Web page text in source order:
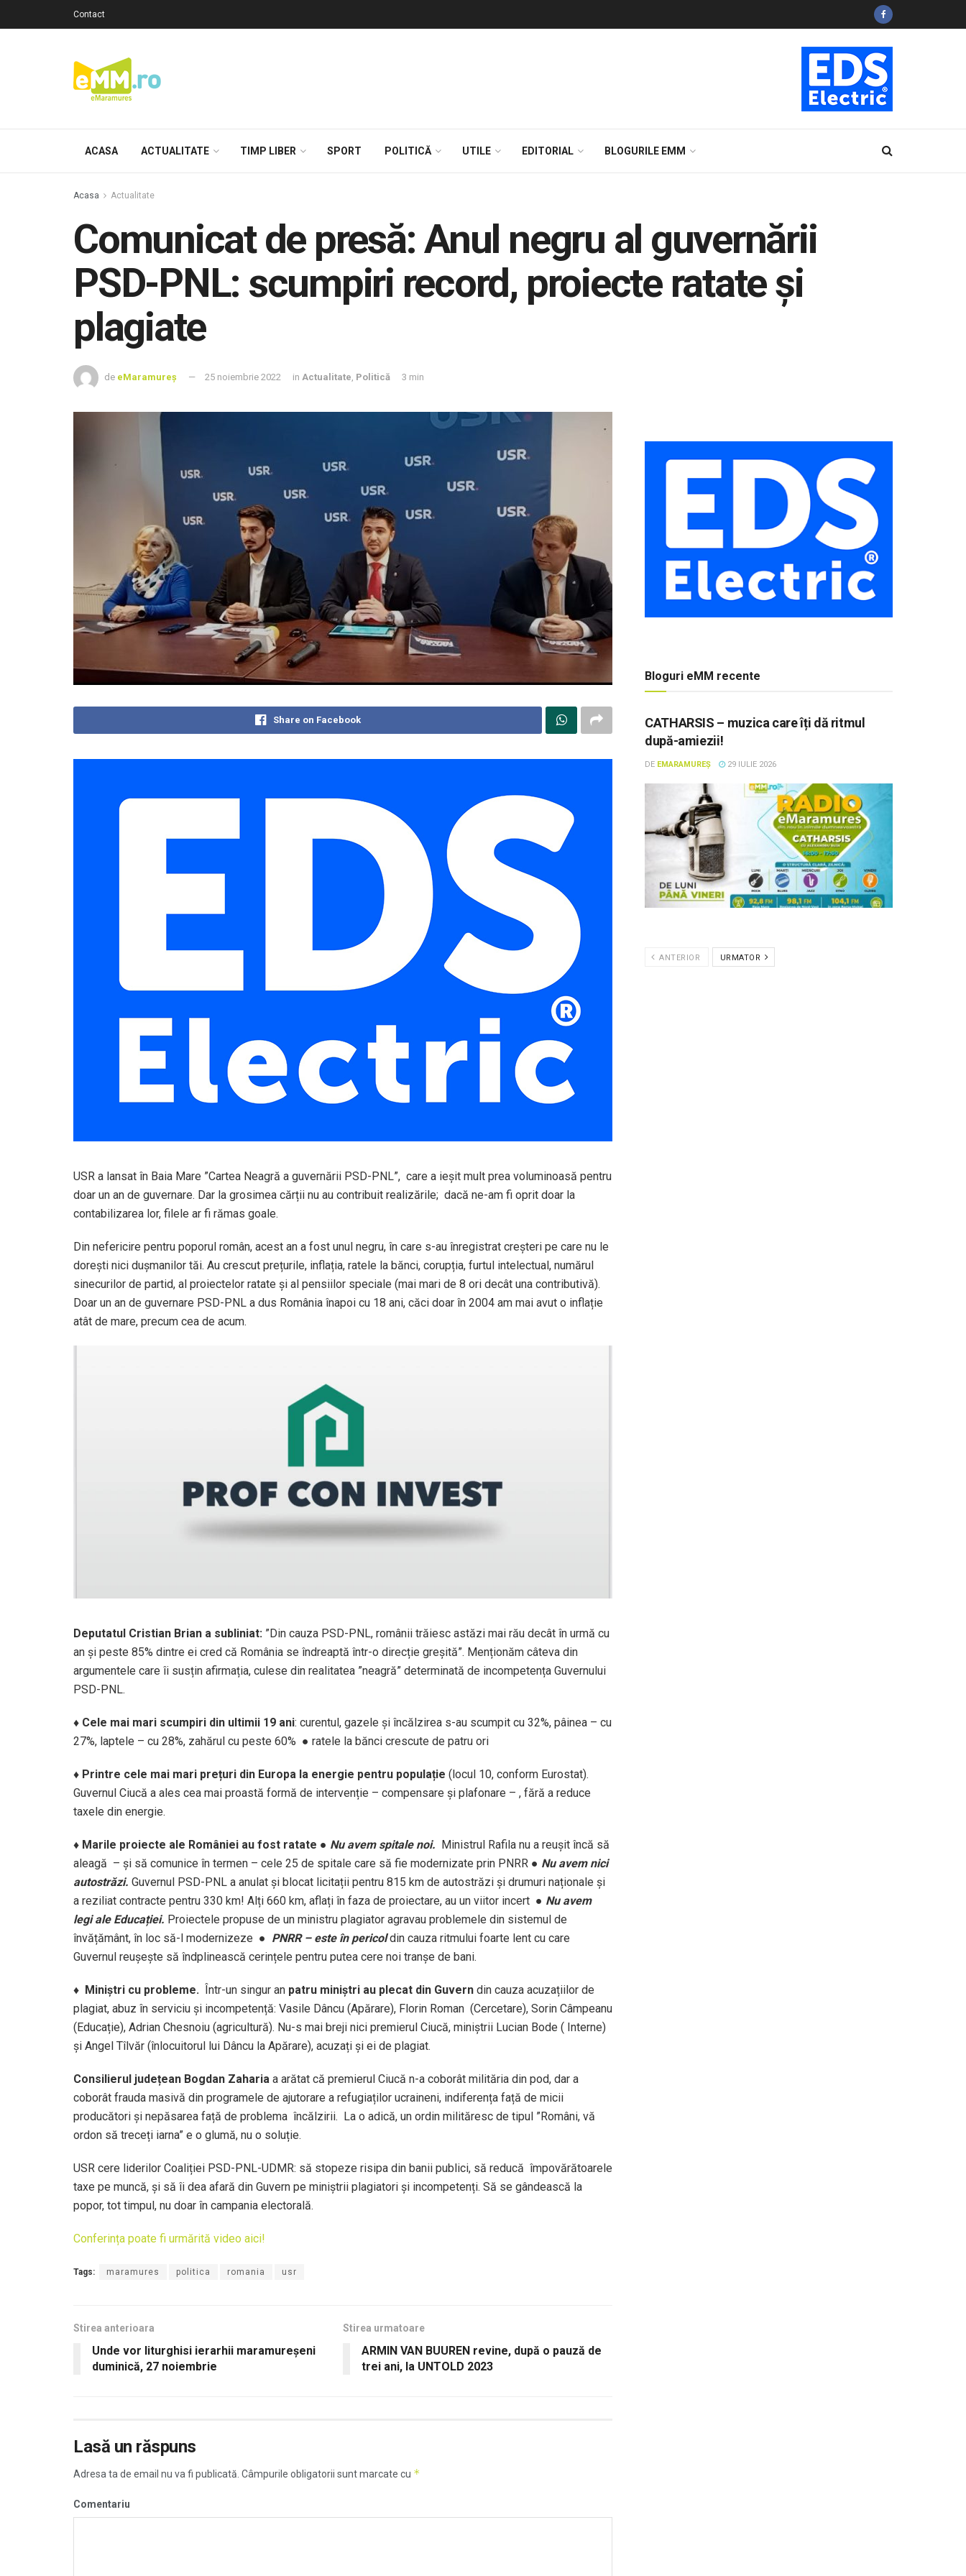
Contact
ACASA ACTUALITATE TIMP LIBER SPORT POLITICĂ UTILE EDITORIAL BLOGURILE EMM
Acasa Actualitate
Comunicat de presă: Anul negru al guvernării
PSD-PNL: scumpiri record, proiecte ratate și
plagiate
de eMaramureș 25 noiembrie 2022 in Actualitate, Politică 3 min
Share on Facebook
USR a lansat în Baia Mare ”Cartea Neagră a guvernării PSD-PNL”, care a ieșit mult prea voluminoasă pentru
doar un an de guvernare. Dar la grosimea cărții nu au contribuit realizările; dacă ne-am fi oprit doar la
contabilizarea lor, filele ar fi rămas goale.
Din nefericire pentru poporul român, acest an a fost unul negru, în care s-au înregistrat creșteri pe care nu le
dorești nici dușmanilor tăi. Au crescut prețurile, inflația, ratele la bănci, corupția, furtul intelectual, numărul
sinecurilor de partid, al proiectelor ratate și al pensiilor speciale (mai mari de 8 ori decât una contributivă).
Doar un an de guvernare PSD-PNL a dus România înapoi cu 18 ani, căci doar în 2004 am mai avut o inflație
atât de mare, precum cea de acum.
Deputatul Cristian Brian a subliniat: ”Din cauza PSD-PNL, românii trăiesc astăzi mai rău decât în urmă cu
an și peste 85% dintre ei cred că România se îndreaptă într-o direcție greșită”. Menționăm câteva din
argumentele care îi susțin afirmația, culese din realitatea ”neagră” determinată de incompetența Guvernului
PSD-PNL.
♦ Cele mai mari scumpiri din ultimii 19 ani: curentul, gazele și încălzirea s-au scumpit cu 32%, pâinea – cu
27%, laptele – cu 28%, zahărul cu peste 60% ● ratele la bănci crescute de patru ori
♦ Printre cele mai mari prețuri din Europa la energie pentru populație (locul 10, conform Eurostat).
Guvernul Ciucă a ales cea mai proastă formă de intervenție – compensare și plafonare – , fără a reduce
taxele din energie.
♦ Marile proiecte ale României au fost ratate ● Nu avem spitale noi. Ministrul Rafila nu a reușit încă să
aleagă – și să comunice în termen – cele 25 de spitale care să fie modernizate prin PNRR ● Nu avem nici
autostrăzi. Guvernul PSD-PNL a anulat și blocat licitații pentru 815 km de autostrăzi și drumuri naționale și
a reziliat contracte pentru 330 km! Alți 660 km, aflați în faza de proiectare, au un viitor incert ● Nu avem
legi ale Educației. Proiectele propuse de un ministru plagiator agravau problemele din sistemul de
învățământ, în loc să-l modernizeze ● PNRR – este în pericoldin cauza ritmului foarte lent cu care
Guvernul reușește să îndplinească cerințele pentru putea cere noi tranșe de bani.
♦ Miniștri cu probleme. Într-un singur an patru miniștri au plecat din Guvern din cauza acuzațiilor de
plagiat, abuz în serviciu și incompetență: Vasile Dâncu (Apărare), Florin Roman (Cercetare), Sorin Câmpeanu
(Educație), Adrian Chesnoiu (agricultură). Nu-s mai breji nici premierul Ciucă, miniștrii Lucian Bode ( Interne)
și Angel Tîlvăr (înlocuitorul lui Dâncu la Apărare), acuzați și ei de plagiat.
Consilierul județean Bogdan Zaharia a arătat că premierul Ciucă n-a coborât milităria din pod, dar a
coborât frauda masivă din programele de ajutorare a refugiaților ucraineni, indiferența față de micii
producători și nepăsarea față de problema încălzirii. La o adică, un ordin milităresc de tipul ”Români, vă
ordon să treceți iarna” e o glumă, nu o soluție.
USR cere liderilor Coaliției PSD-PNL-UDMR: să stopeze risipa din banii publici, să reducă împovărătoarele
taxe pe muncă, și să îi dea afară din Guvern pe miniștrii plagiatori și incompetenți. Să se gândească la
popor, tot timpul, nu doar în campania electorală.
Conferința poate fi urmărită video aici!
Tags: maramures politica romania usr
Stirea anterioara
Unde vor liturghisi ierarhii maramureşeni
duminică, 27 noiembrie
Stirea urmatoare
ARMIN VAN BUUREN revine, după o pauză de
trei ani, la UNTOLD 2023
Lasă un răspuns
Adresa ta de email nu va fi publicată. Câmpurile obligatorii sunt marcate cu *
Comentariu
Bloguri eMM recente
CATHARSIS – muzica care îți dă ritmul
după-amiezii!
DE EMARAMUREȘ 29 IULIE 2026
ANTERIOR URMATOR